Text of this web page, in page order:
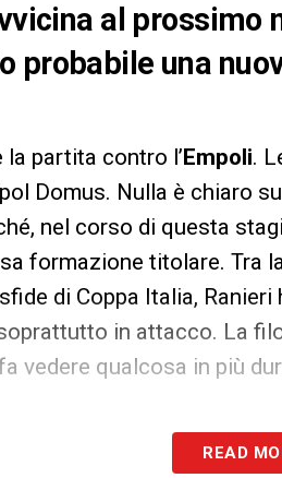
al prossimo
probabile una
la partita contro l’Empoli.
Domus. Nulla è chiaro
nel corso di questa
formazione titolare. Tra
di Coppa Italia,
in attacco. La
vedere qualcosa in più
NOSTRE TOP NEWS
READ